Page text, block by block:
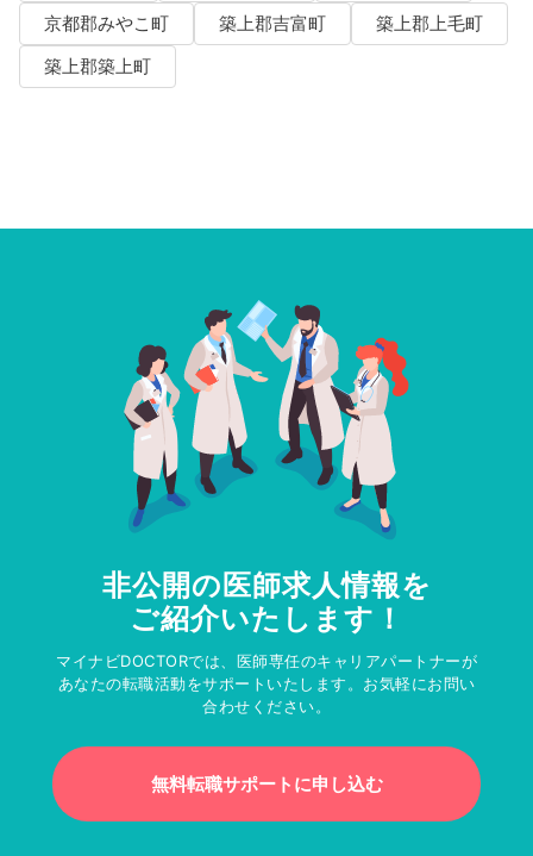
京都郡みやこ町
築上郡吉富町
築上郡上毛町
築上郡築上町
非公開の医師求人情報を
ご紹介いたします！
マイナビDOCTORでは、医師専任のキャリアパートナーが
あなたの転職活動をサポートいたします。お気軽にお問い
合わせください。
無料転職サポートに申し込む